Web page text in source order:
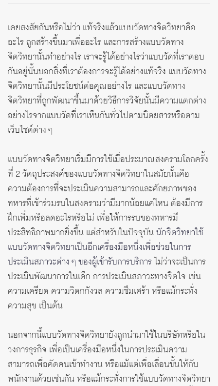
เคยสงสัยกันหรือไม่ว่า แท้จริงแล้วแบบวัดทางจิตวิทยาคือ
อะไร ถูกสร้างขึ้นมาเพื่ออะไร และการสร้างแบบวัดทาง
จิตวิทยานั้นทำอย่างไร เราจะรู้ได้อย่างไรว่าแบบวัดที่เราตอบ
กันอยู่นั้นบอกสิ่งที่เราต้องการจะรู้ได้อย่างแท้จริง แบบวัดทาง
จิตวิทยานั้นมีประโยชน์ต่อคุณอย่างไร และแบบวัดทาง
จิตวิทยาที่ถูกพัฒนาขึ้นมาด้วยวิธีการวิจัยนั้นมีความแตกต่าง
อย่างไรจากแบบวัดที่เราเห็นกันทั่วไปตามนิตยสารหรือตาม
เว็บไซต์ต่าง ๆ
แบบวัดทางจิตวิทยาเริ่มมีการใช้เมื่อประมาณสงครามโลกครั้ง
ที่ 2 วัตถุประสงค์ของแบบวัดทางจิตวิทยาในสมัยนั้นคือ
ความต้องการที่จะประเมินความสามารถและศักยภาพของ
ทหารที่เข้าร่วมรบในสงครามว่ามีมากน้อยแค่ไหน ต้องมีการ
ฝึกเพิ่มหรือลดอะไรหรือไม่ เพื่อให้การรบของทหารมี
ประสิทธิภาพมากยิ่งขึ้น แต่สำหรับในปัจจุบันนักจิตวิทยาใช้
แบบวัดทางจิตวิทยาเป็นอีกเครื่องมือหนึ่งเพื่อช่วยในการ
ประเมินสภาวะต่าง ๆ ของผู้เข้ารับการบริการไม่ว่าจะเป็นการ
ประเมินพัฒนาการในเด็ก การประเมินสภาวะทางจิตใจ เช่น
ความเครียด ความวิตกกังวล ความซึมเศร้า หรือแม้กระทั่ง
ความสุข เป็นต้น
นอกจากนี้แบบวัดทางจิตวิทยายังถูกนำมาใช้ในบริษัทหรือใน
วงการธุรกิจ เพื่อเป็นเครื่องมือหนึ่งในการประเมินความ
สามารถเพื่อคัดคนเข้าทำงาน หรือแม้แต่เพื่อเลื่อนขั้นให้กับ
พนักงานด้วยเช่นกัน หรือแม้กระทั่งการใช้แบบวัดทางจิตวิทยา